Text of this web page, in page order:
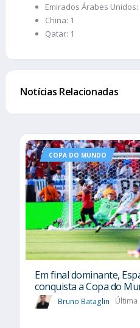
Emirados Árabes Unidos:
China: 1
Qatar: 1
Notícias Relacionadas
COPA DO MUNDO
Em final dominante,
conquista a Copa do
Bruno Bataglin Última